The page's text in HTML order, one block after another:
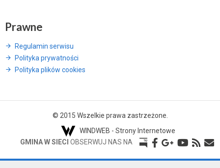
Prawne
Regulamin serwisu
Polityka prywatności
Polityka plików cookies
© 2015 Wszelkie prawa zastrzeżone.
WINDWEB - Strony Internetowe
GMINA W SIECI OBSERWUJ NAS NA